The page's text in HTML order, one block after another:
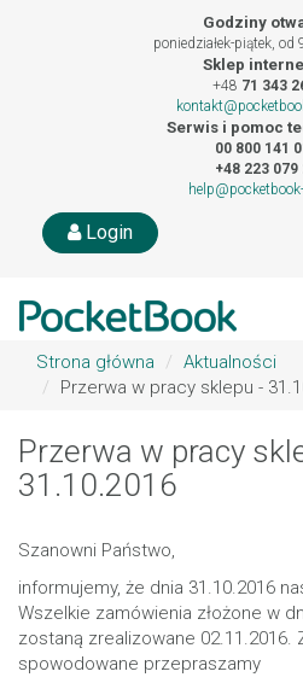
Godziny
poniedziałek-piątek,
Sklep
+48 71 343
Serwis i pomoc
00 800 141
+48 223 079
Login
Strona główna
Aktualności
Przerwa w pracy sklepu -
Przerwa w pracy
31.10.2016
Szanowni Państwo,
informujemy, że dnia 31.10.2016
Wszelkie zamówienia złożone w
zostaną zrealizowane 02.11.2016.
spowodowane przepraszamy